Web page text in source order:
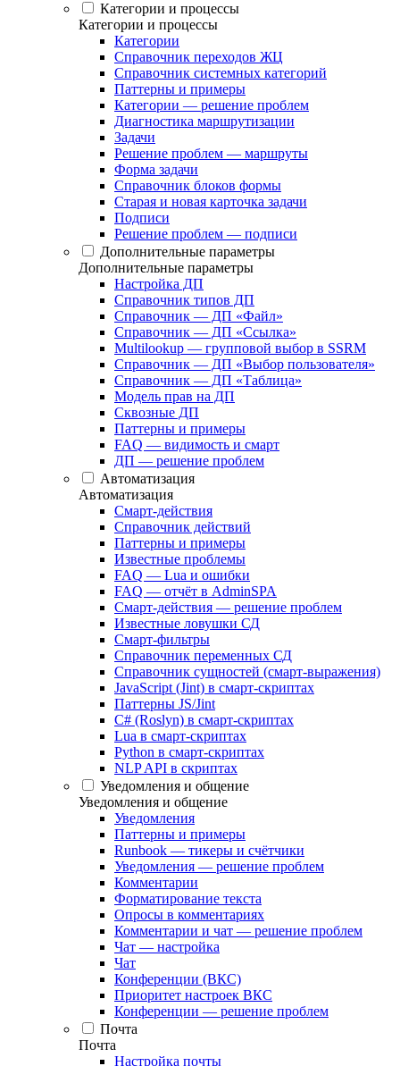
Категории и процессы
Категории и процессы
Категории
Справочник переходов ЖЦ
Справочник системных категорий
Паттерны и примеры
Категории — решение проблем
Диагностика маршрутизации
Задачи
Решение проблем — маршруты
Форма задачи
Справочник блоков формы
Старая и новая карточка задачи
Подписи
Решение проблем — подписи
Дополнительные параметры
Дополнительные параметры
Настройка ДП
Справочник типов ДП
Справочник — ДП «Файл»
Справочник — ДП «Ссылка»
Multilookup — групповой выбор в SSRM
Справочник — ДП «Выбор пользователя»
Справочник — ДП «Таблица»
Модель прав на ДП
Сквозные ДП
Паттерны и примеры
FAQ — видимость и смарт
ДП — решение проблем
Автоматизация
Автоматизация
Смарт-действия
Справочник действий
Паттерны и примеры
Известные проблемы
FAQ — Lua и ошибки
FAQ — отчёт в AdminSPA
Смарт-действия — решение проблем
Известные ловушки СД
Смарт-фильтры
Справочник переменных СД
Справочник сущностей (смарт-выражения)
JavaScript (Jint) в смарт-скриптах
Паттерны JS/Jint
C# (Roslyn) в смарт-скриптах
Lua в смарт-скриптах
Python в смарт-скриптах
NLP API в скриптах
Уведомления и общение
Уведомления и общение
Уведомления
Паттерны и примеры
Runbook — тикеры и счётчики
Уведомления — решение проблем
Комментарии
Форматирование текста
Опросы в комментариях
Комментарии и чат — решение проблем
Чат — настройка
Чат
Конференции (ВКС)
Приоритет настроек ВКС
Конференции — решение проблем
Почта
Почта
Настройка почты